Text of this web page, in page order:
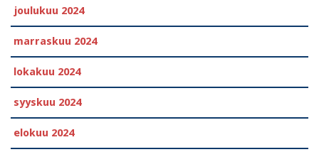
joulukuu 2024
marraskuu 2024
lokakuu 2024
syyskuu 2024
elokuu 2024